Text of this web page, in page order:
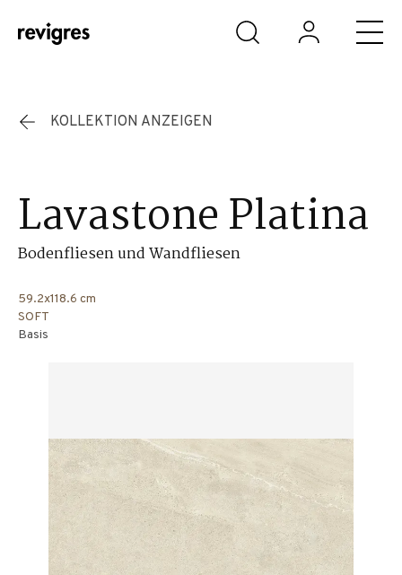
Zum Hauptinhalt springen
KOLLEKTION ANZEIGEN
Lavastone Platina
Bodenfliesen und Wandfliesen
59.2x118.6 cm
SOFT
Basis